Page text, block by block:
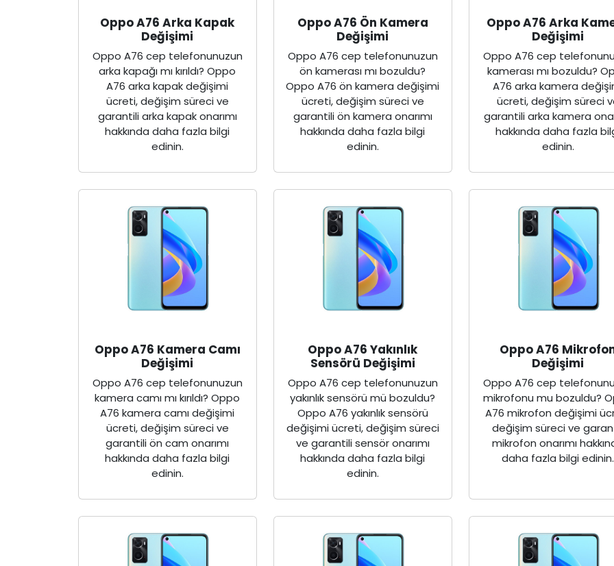
Oppo A76 Arka Kapak
Değişimi
Oppo A76 cep telefonunuzun
arka kapağı mı kırıldı? Oppo
A76 arka kapak değişimi
ücreti, değişim süreci ve
garantili arka kapak onarımı
hakkında daha fazla bilgi
edinin.
Oppo A76 Ön Kamera
Değişimi
Oppo A76 cep telefonunuzun
ön kamerası mı bozuldu?
Oppo A76 ön kamera değişimi
ücreti, değişim süreci ve
garantili ön kamera onarımı
hakkında daha fazla bilgi
edinin.
Oppo A76 Arka
Değişimi
Oppo A76 cep
kamerası mı bozuldu?
A76 arka kamera
ücreti, değişim süreci
garantili arka kamera
hakkında daha fazla
edinin.
Oppo A76 Kamera Camı
Değişimi
Oppo A76 cep telefonunuzun
kamera camı mı kırıldı? Oppo
A76 kamera camı değişimi
ücreti, değişim süreci ve
garantili ön cam onarımı
hakkında daha fazla bilgi
edinin.
Oppo A76 Yakınlık
Sensörü Değişimi
Oppo A76 cep telefonunuzun
yakınlık sensörü mü bozuldu?
Oppo A76 yakınlık sensörü
değişimi ücreti, değişim süreci
ve garantili sensör onarımı
hakkında daha fazla bilgi
edinin.
Oppo A76
Değişimi
Oppo A76 cep
mikrofonu mu bozuldu?
A76 mikrofon değişimi
değişim süreci ve
mikrofon onarımı
daha fazla bilgi edinin.